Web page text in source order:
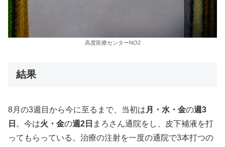
高度医療センターNO2
結果
8月の3週目から今に至るまで、当初は月・水・金の週3
日 。今は火・金の週2日 まろさん通院をし、皮下補液を打
ってもらっている。治療の注射を一度の通院で3本打つの